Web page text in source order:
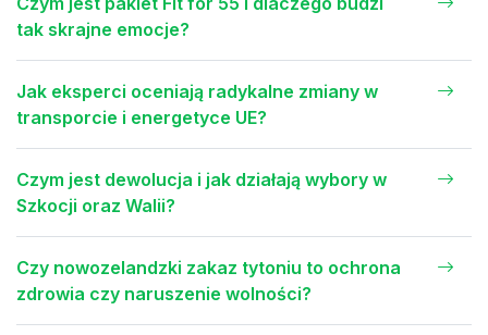
tak skrajne emocje?
Jak eksperci oceniają radykalne zmiany w
transporcie i energetyce UE?
Czym jest dewolucja i jak działają wybory w
Szkocji oraz Walii?
Czy nowozelandzki zakaz tytoniu to ochrona
zdrowia czy naruszenie wolności?